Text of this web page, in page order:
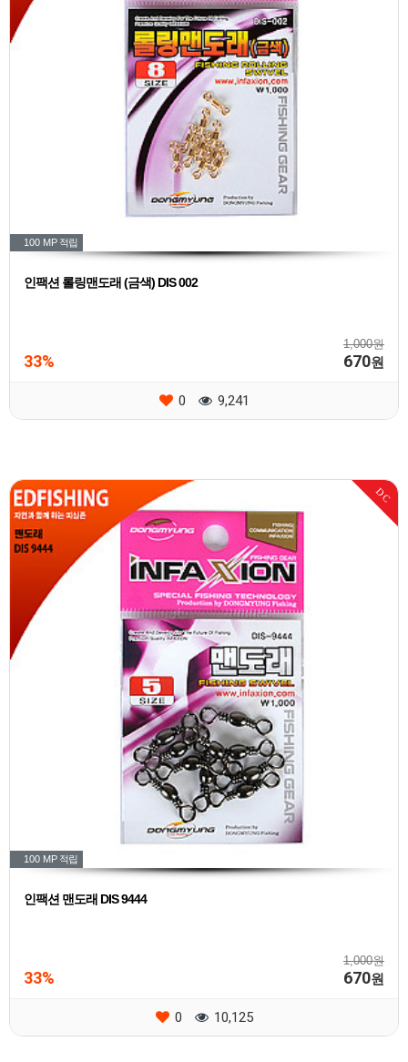
100 MP 적립
인팩션 롤링맨도래 (금색) DIS 002
1,000원
33% 670원
0 9,241
DC
100 MP 적립
인팩션 맨도래 DIS 9444
1,000원
33% 670원
0 10,125